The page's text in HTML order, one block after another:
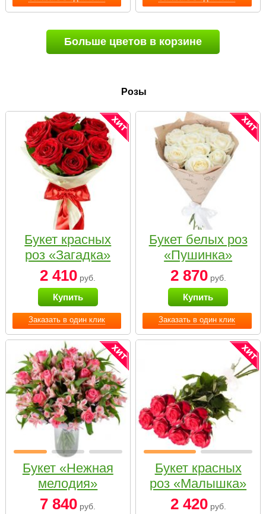
Больше цветов в корзине
Розы
Заказать в один клик
Букет красных
роз «Загадка»
2 410 руб.
Купить
Заказать в один клик
Букет белых роз
«Пушинка»
2 870руб.
Купить
Букет «Нежная
мелодия»
7 840 руб.
Букет красных
роз «Малышка»
2 420руб.